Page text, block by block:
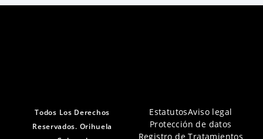
Todos Los Derechos
Reservados. Orihuela
EstatutosAviso legal
Protección de datos
Registro de Tratamientos